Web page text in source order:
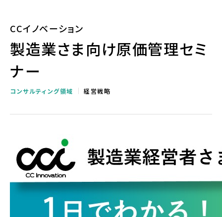
CCイノベーション
製造業さま向け原価管理セミ
ナー
コンサルティング領域 経営戦略